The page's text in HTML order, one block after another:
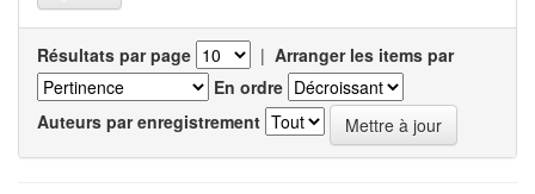
Résultats par page | Arranger les items par
En ordre
Auteurs par enregistrement